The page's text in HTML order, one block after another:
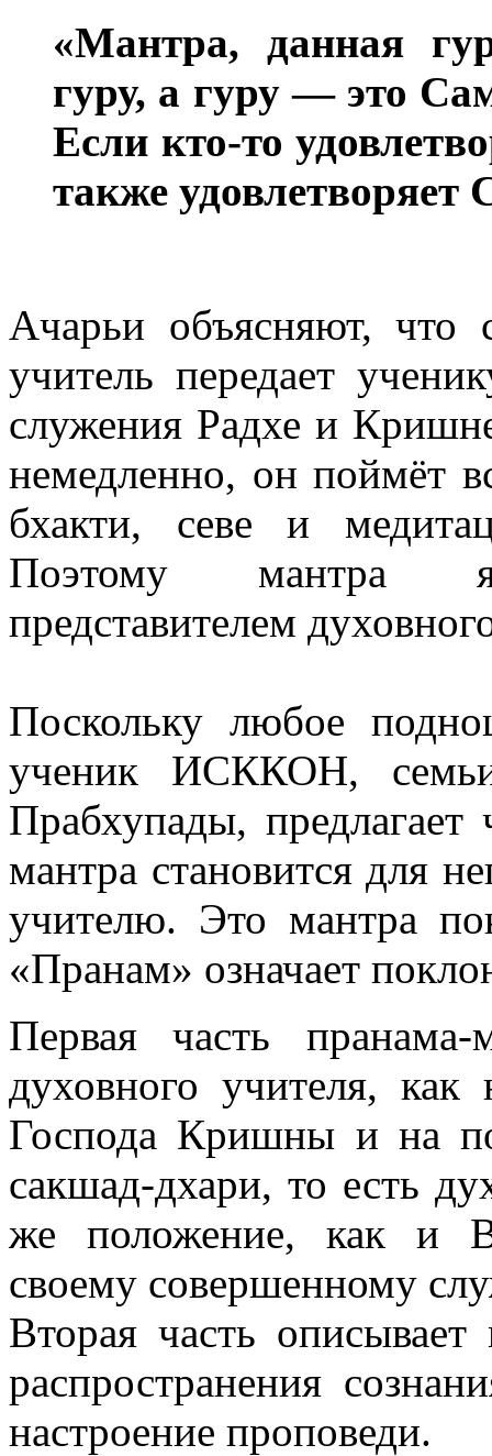
«Мантра, данная
гуру, а гуру ― это
Если кто-то
также
Ачарьи объясняют,
учитель передает
служения Радхе и
немедленно, он поймёт
бхакти, севе и
Поэтому мантра
представителем
Поскольку любое
ученик ИСККОН,
Прабхупады, предлагает
мантра становится для
учителю. Это мантра
«Пранам» означает
Первая часть
духовного учителя, как
Господа Кришны и на
сакшад-дхари, то есть
же положение, как и
своему совершенному
Вторая часть
распространения
настроение проповеди.